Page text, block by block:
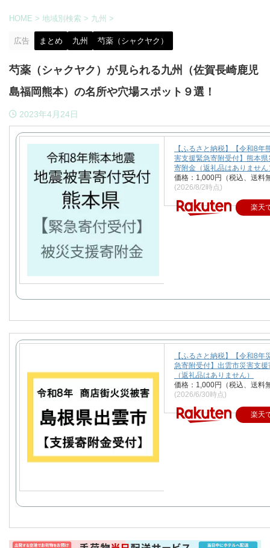
HOME > 地域別検索 > 九州 >
広告 まとめ 九州 芍薬（シャクヤク）
芍薬（シャクヤク）が見られる九州（佐賀長崎鹿児
島福岡熊本）の名所や穴場スポット９選！
2023年4月24日
【ふるさと納税】【令和8年
害支援緊急寄附受付】熊本県
寄附金（返礼品はありません
価格：1,000円（税込、送料
(2026/8/2時点)
楽天
【ふるさと納税】【令和8年
急寄附受付】出雲市災害支援
（返礼品はありません）
価格：1,000円（税込、送料
(2026/6/30時点)
楽天